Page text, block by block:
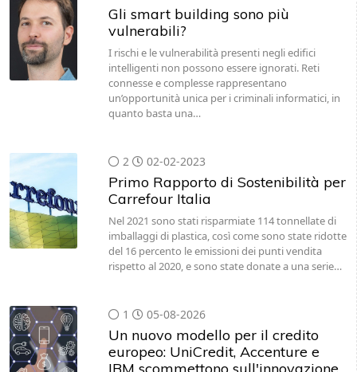
Gli smart building sono più
vulnerabili?
I rischi e le vulnerabilità presenti negli edifici
intelligenti non possono essere ignorati. Reti
connesse e complesse rappresentano
un’opportunità unica per i criminali informatici, in
quanto basta una…
2 02-02-2023
Primo Rapporto di Sostenibilità per
Carrefour Italia
Nel 2021 sono stati risparmiate 114 tonnellate di
imballaggi di plastica, così come sono state ridotte
del 16 percento le emissioni dei punti vendita
rispetto al 2020, e sono state donate a una serie…
1 05-08-2026
Un nuovo modello per il credito
europeo: UniCredit, Accenture e